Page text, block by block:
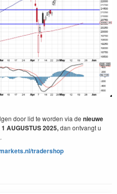
door lid te worden via de nieuwe
AUGUSTUS2025,dan ontvangt u
tradershop